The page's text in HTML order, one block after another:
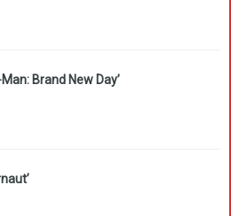
Brand New Day’